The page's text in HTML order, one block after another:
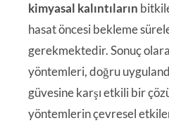
kimyasal kalıntıların
hasat öncesi bekleme
gerekmektedir. Sonuç
yöntemleri, doğru
güvesine karşı etkili bir
yöntemlerin çevresel